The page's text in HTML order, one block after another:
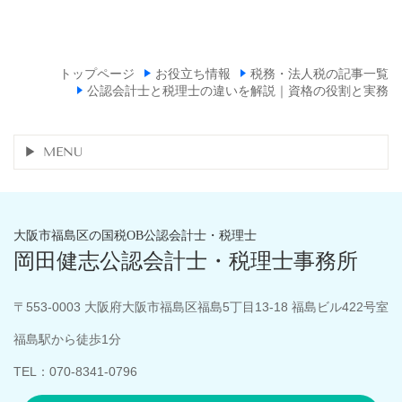
トップページ お役立ち情報
税務・法人税の記事一覧
公認会計士と税理士の違いを解説｜資格の役割と実務
MENU
大阪市福島区の国税OB公認会計士・税理士
岡田健志公認会計士・税理士事務所
〒553-0003 大阪府大阪市福島区福島5丁目13-18 福島ビル422号室
福島駅から徒歩1分
TEL：070-8341-0796